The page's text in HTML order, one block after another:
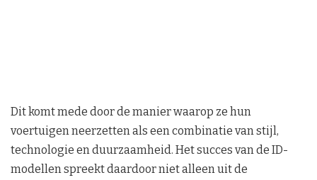
Dit komt mede door de manier waarop ze hun
voertuigen neerzetten als een combinatie van stijl,
technologie en duurzaamheid. Het succes van de ID-
modellen spreekt daardoor niet alleen uit de